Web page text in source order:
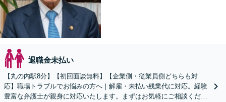
退職金未払い
【丸の内駅8分】【初回面談無料】【企業側・従業員側どちらも対
応】職場トラブルでお悩みの方へ｜解雇・未払い残業代に対応。経験
豊富な弁護士が親身に対応いたします。まずはお気軽にご相談くださ